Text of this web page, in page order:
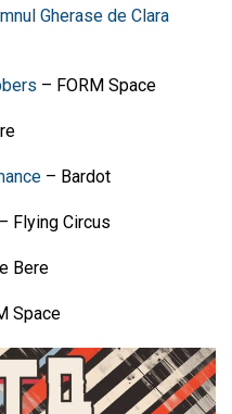
Gherase de Clara
– FORM Space
– Bardot
– Flying Circus
Bere
Space